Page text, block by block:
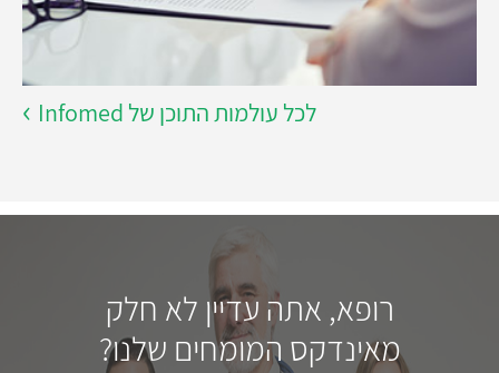
לכל עולמות התוכן של Infomed
רופא, אתה עדיין לא חלק
מאינדקס המומחים שלנו?